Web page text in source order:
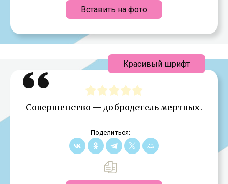
Вставить на фото
Совершенство — добродетель мертвых.
Поделиться:
Красивый шрифт